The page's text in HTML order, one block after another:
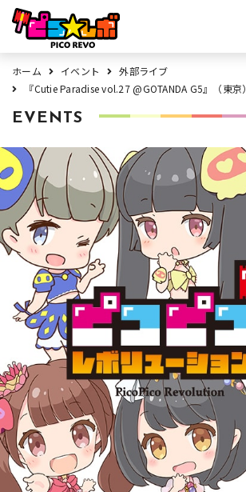
ホーム イベント
外部ライブ
『Cutie Paradise vol.27 @GOTANDA G5』（東京）
EVENTS